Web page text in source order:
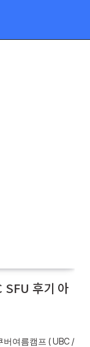
SFU 후기 아
여름캠프 ( UBC /